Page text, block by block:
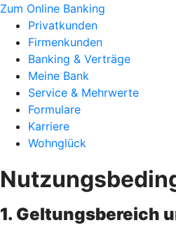
Zum Online Banking
Privatkunden
Firmenkunden
Banking & Verträge
Meine Bank
Service & Mehrwerte
Formulare
Karriere
Wohnglück
1. Geltungsbereich